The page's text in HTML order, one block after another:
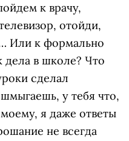
к врачу,
отойди,
Или к формально
дела в школе? Что
сделал
у тебя что,
я даже ответы
не всегда